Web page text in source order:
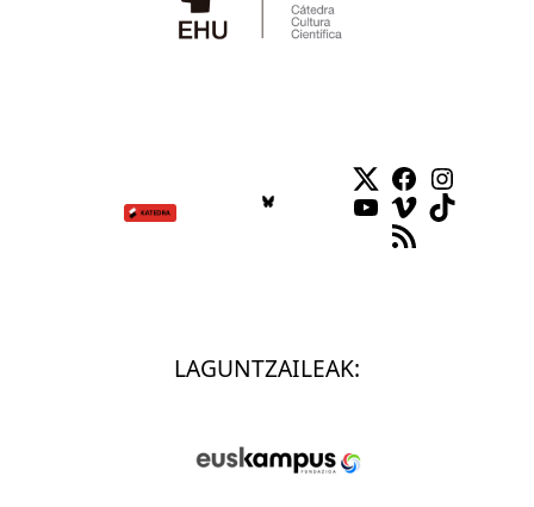
Twitter
Facebook
YouTube
VimeoTikTok
RSS Feed
LAGUNTZAILEAK: